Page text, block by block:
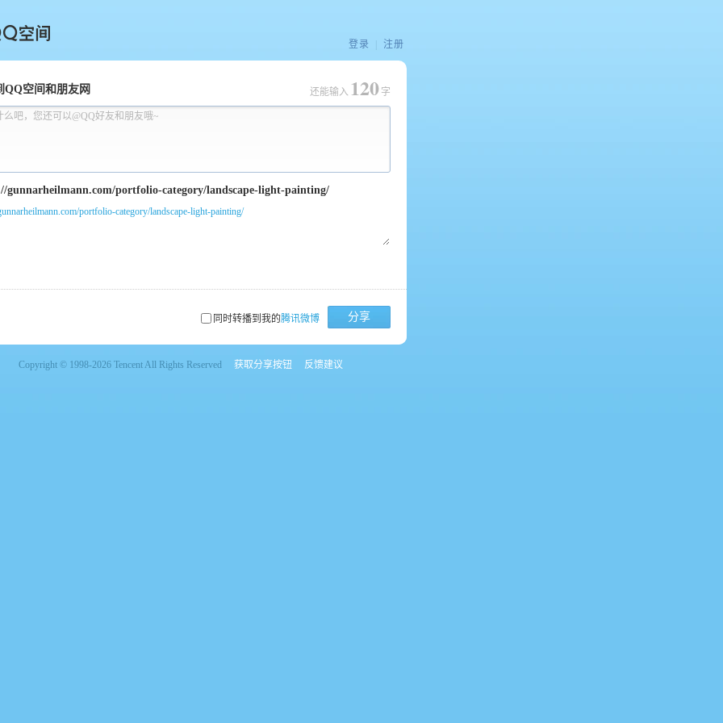
间
登录 注册
QQ空间和朋友网
么吧，您还可以@QQ好友和朋友哦~
还能输入 120 字
portfolio-category/landscape-light-painting/
同时转播到我的腾讯微博 分享
Copyright © 1998-2026 Tencent All Rights Reserved 获取分享按钮 反馈建议